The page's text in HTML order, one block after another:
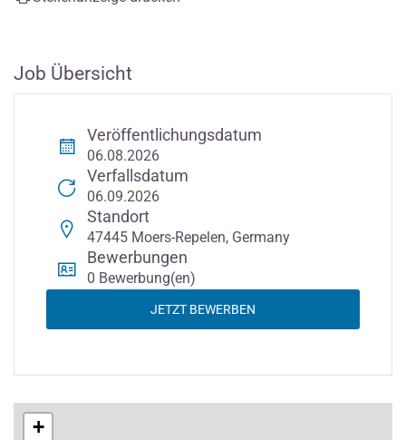
Job Übersicht
Veröffentlichungsdatum
06.08.2026
Verfallsdatum
06.09.2026
Standort
47445 Moers-Repelen, Germany
Bewerbungen
0 Bewerbung(en)
JETZT BEWERBEN
+